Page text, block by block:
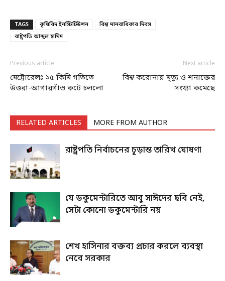
TAGS কৃষিবিদ ইনস্টিটিউশন
বিশ্ব মানবাধিকার দিবস
রাষ্ট্রপতি আব্দুল হামিদ
Previous article
মেট্রোরেলঃ ১৫ কিমি গতিতে
উত্তরা-আগারগাঁও রুটে চললো
Next article
বিশ্ব করোনায় মৃত্যু ও শনাক্তের
সংখ্যা কমেছে
RELATED ARTICLES MORE FROM AUTHOR
রাষ্ট্রপতি নির্বাচনের চূড়ান্ত তারিখ ঘোষণা
যে ডকুমেন্টারিতে আবু সাঈদের ছবি নেই,
সেটা কোনো ডকুমেন্টারি নয়
শেখ হাসিনার বক্তব্য প্রচার করলে ব্যবস্থা
নেবে সরকার